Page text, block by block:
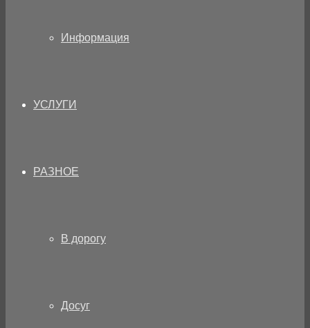
Информация
УСЛУГИ
РАЗНОЕ
В дорогу
Досуг